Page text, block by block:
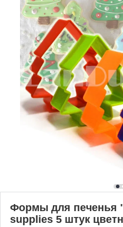
Формы для печенья
supplies 5 штук